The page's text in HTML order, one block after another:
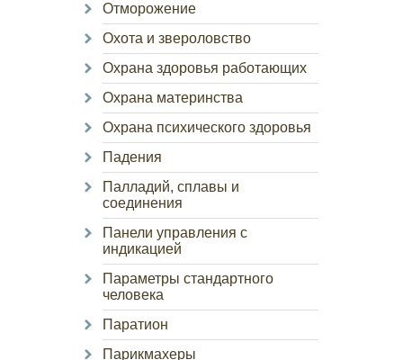
Отморожение
Охота и звероловство
Охрана здоровья работающих
Охрана материнства
Охрана психического здоровья
Падения
Палладий, сплавы и
соединения
Панели управления с
индикацией
Параметры стандартного
человека
Паратион
Парикмахеры